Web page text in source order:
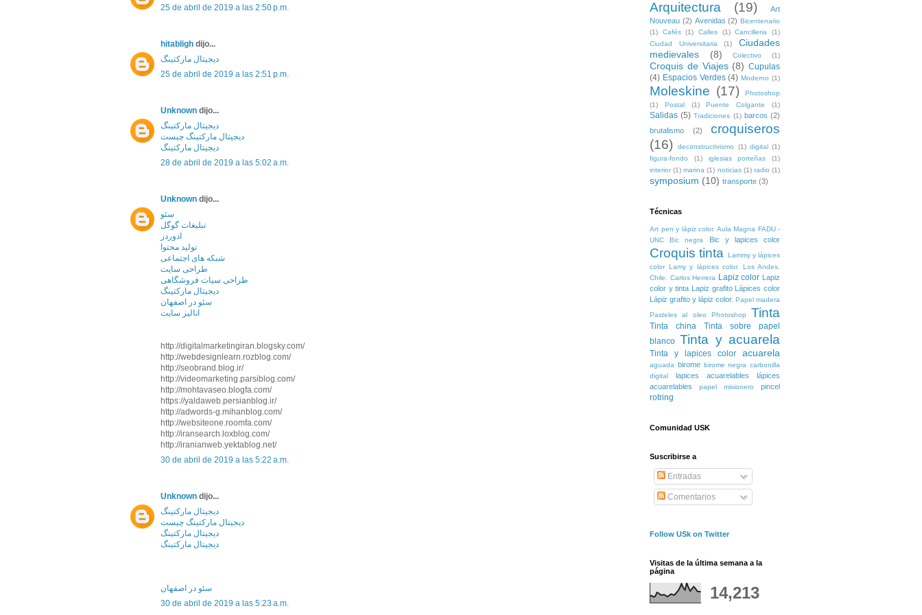
25 de abril de 2019 a las 2:50 p.m.
hitabligh dijo...
دیجیتال مارکتینگ
25 de abril de 2019 a las 2:51 p.m.
Unknown dijo...
دیجیتال مارکتینگ
دیجیتال مارکتینگ چیست
دیجیتال مارکتینگ
28 de abril de 2019 a las 5:02 a.m.
Unknown dijo...
سئو
تبلیغات گوگل
ادوردز
تولید محتوا
شبکه های اجتماعی
طراحی سایت
طراحی سیات فروشگاهی
دیجیتال مارکتینگ
سئو در اصفهان
انالیز سایت
http://digitalmarketingiran.blogsky.com/
http://webdesignlearn.rozblog.com/
http://seobrand.blog.ir/
http://videomarketing.parsiblog.com/
http://mohtavaseo.blogfa.com/
https://yaldaweb.persianblog.ir/
http://adwords-g.mihanblog.com/
http://websiteone.roomfa.com/
http://iransearch.loxblog.com/
http://iranianweb.yektablog.net/
30 de abril de 2019 a las 5:22 a.m.
Unknown dijo...
دیجیتال مارکتینگ
دیجیتال مارکتینگ چیست
دیجیتال مارکتینگ
دیجیتال مارکتینگ
سئو در اصفهان
30 de abril de 2019 a las 5:23 a.m.
Arquitectura (19)
Art
Nouveau (2) Avenidas (2) Bicentenario
(1)
Cafés (1) Calles (1) Cancilleria
(1)
Ciudad Universitaria
(1)
Ciudades
medievales
(8) Colectivo (1)
Croquis de Viajes (8) Cupulas
(4) Espacios Verdes (4) Moderno (1)
Moleskine (17)
Photoshop
(1)
Postal (1) Puente Colgante (1)
Salidas (5) Tradiciones (1) barcos (2)
brutalismo
(2)
croquiseros
(16)
deconstructivismo (1) digital
(1)
figura-fondo
(1) iglesias porteñas
(1)
interior (1) marina (1) noticias (1) radio (1)
symposium (10) transporte (3)
Técnicas
Art pen y lápiz color. Aula Magna FADU -
UNC
Bic negra Bic y lapices color
Croquis tinta
Lammy y lápices
color
Lamy y lápices color. Los Andes.
Chile. Carlos Herrera Lapiz color
Lapiz
color y tinta
Lapiz grafito
Lápices color
Lápiz grafito y lápiz color. Papel madera
Pasteles al oleo
Photoshop Tinta
Tinta china
Tinta sobre papel
blanco Tinta y acuarela
Tinta y lapices color acuarela
aguada birome birome negra carbonilla
digital
lapices acuarelables
lápices
acuarelables
papel misionero pincel
rotring
Comunidad USK
Suscribirse a
Entradas
Comentarios
Follow USk on Twitter
Visitas de la última semana a la
página
14,213